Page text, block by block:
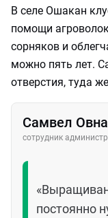
В селе Ошакан
помощи
сорняков и
можно пять лет.
отверстия, туда
Самвел
сотрудник
постоянно